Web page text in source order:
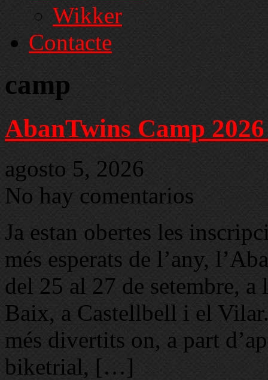
Wikker
Contacte
camp
AbanTwins Camp
agosto 5, 2026
No hay comentarios
Ja estan obertes les
més esperats de l’any,
del 25 al 27 de setembre,
Baix, a Castellbell i el
més divertits on, a part
biketrial, […]